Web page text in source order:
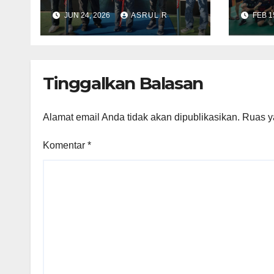
Gemilang dan Buka
Kejuaraan
Badminton Kapolda
JUN 24, 2026 ASRUL R FEB
Tinggalkan Balasan
Alamat email Anda tidak akan dipublikasikan. Ruas
Komentar *